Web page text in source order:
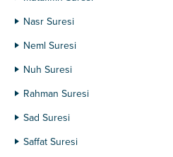
Nasr Suresi
Neml Suresi
Nuh Suresi
Rahman Suresi
Sad Suresi
Saffat Suresi